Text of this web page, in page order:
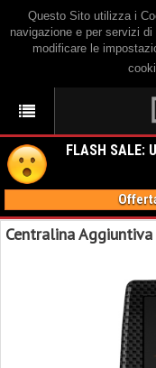
Questo Sito utilizza i
navigazione e per servizi
modificare le
FLASH SALE:
Centralina